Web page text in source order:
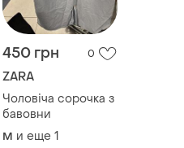
450 грн 0
ZARA
Чоловіча сорочка з
бавовни
M и еще 1